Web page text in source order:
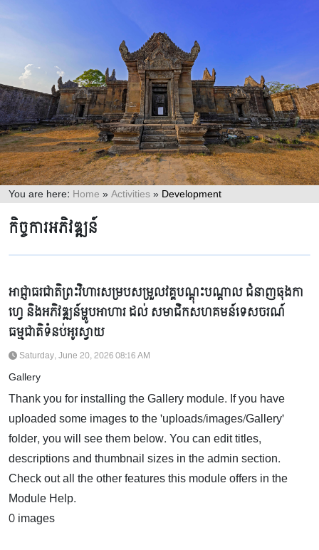
You are here: Home »Activities» Development
កិច្ចការអភិវឌ្ឍន៍
អាជ្ញាធរជាតិព្រះវិហារសម្របសម្រួលវគ្គបណ្តុះបណ្តាល ជំនាញឆុងកា
ហ្វេ និងអភិវឌ្ឍន៍ម្ហូបអាហារ ដល់ សមាជិកសហគមន៍ទេសចរណ៍
ធម្មជាតិទំនប់អូរស្វាយ
Saturday, June 20, 2026 08:16 AM
Gallery
Thank you for installing the Gallery module. If you have
uploaded some images to the 'uploads/images/Gallery'
folder, you will see them below. You can edit titles,
descriptions and thumbnail sizes in the admin section.
Check out all the other features this module offers in the
Module Help.
0 images